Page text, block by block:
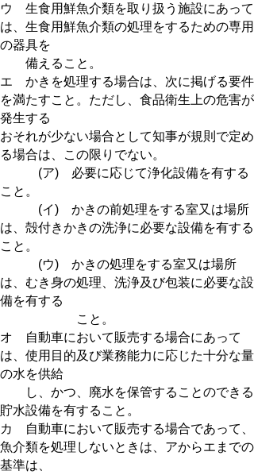
ウ 生食用鮮魚介類を取り扱う施設にあって
は、生食用鮮魚介類の処理をするための専用
の器具を
備えること。
エ かきを処理する場合は、次に掲げる要件
を満たすこと。ただし、食品衛生上の危害が
発生する
おそれが少ない場合として知事が規則で定め
る場合は、この限りでない。
(ア) 必要に応じて浄化設備を有する
こと。
(イ) かきの前処理をする室又は場所
は、殻付きかきの洗浄に必要な設備を有する
こと。
(ウ) かきの処理をする室又は場所
は、むき身の処理、洗浄及び包装に必要な設
備を有する
こと。
オ 自動車において販売する場合にあって
は、使用目的及び業務能力に応じた十分な量
の水を供給
し、かつ、廃水を保管することのできる
貯水設備を有すること。
カ 自動車において販売する場合であって、
魚介類を処理しないときは、アからエまでの
基準は、